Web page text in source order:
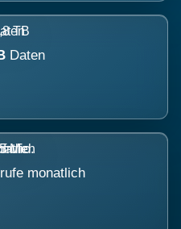
Daten
monatlich